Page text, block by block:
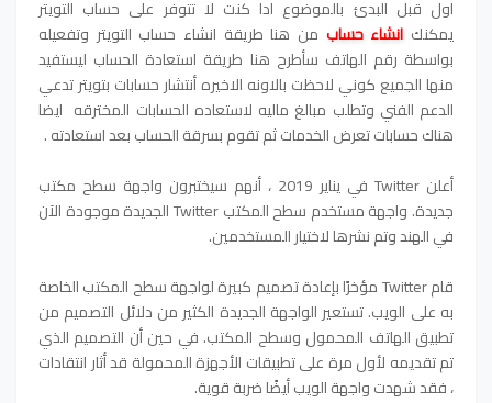
اول قبل البدئ بالموضوع ادا كنت لا تتوفر على حساب التويتر
يمكنك انشاء حساب من هنا طريقة انشاء حساب التويتر وتفعيله
بواسطة رقم الهاتف سأطرح هنا طريقة استعادة الحساب ليستفيد
منها الجميع كوني لاحظت بالاونه الاخيره أنتشار حسابات بتويتر تدعي
الدعم الفني وتطلب مبالغ ماليه لاستعاده الحسابات المخترقه ايضا
هناك حسابات تعرض الخدمات ثم تقوم بسرقة الحساب بعد استعادته .
أعلن Twitter في يناير 2019 ، أنهم سيختبرون واجهة سطح مكتب
جديدة. واجهة مستخدم سطح المكتب Twitter الجديدة موجودة الآن
في الهند وتم نشرها لاختيار المستخدمين.
قام Twitter مؤخرًا بإعادة تصميم كبيرة لواجهة سطح المكتب الخاصة
به على الويب. تستعير الواجهة الجديدة الكثير من دلائل التصميم من
تطبيق الهاتف المحمول وسطح المكتب. في حين أن التصميم الذي
تم تقديمه لأول مرة على تطبيقات الأجهزة المحمولة قد أثار انتقادات
، فقد شهدت واجهة الويب أيضًا ضربة قوية.